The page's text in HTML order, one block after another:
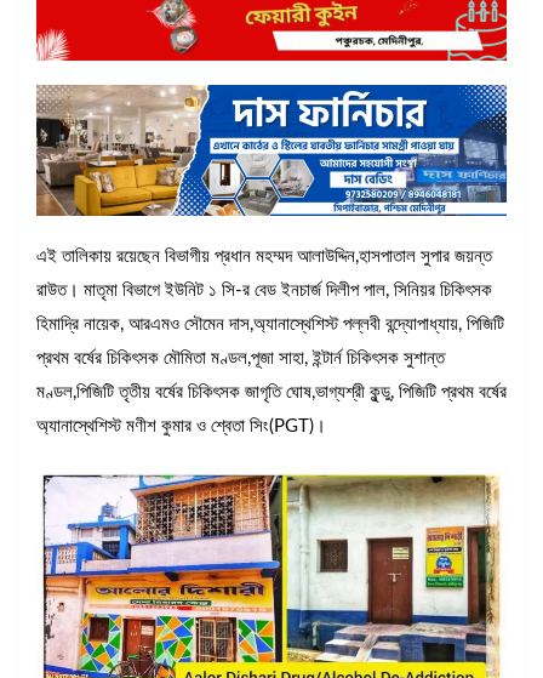
এই তালিকায় রয়েছেন বিভাগীয় প্রধান মহম্মদ আলাউদ্দিন,হাসপাতাল সুপার জয়ন্ত
রাউত। মাতৃমা বিভাগে ইউনিট ১ সি-র বেড ইনচার্জ দিলীপ পাল, সিনিয়র চিকিৎসক
হিমাদ্রি নায়েক, আরএমও সৌমেন দাস,অ্যানাস্থেশিস্ট পল্লবী বন্দ্যোপাধ্যায়, পিজিটি
প্রথম বর্ষের চিকিৎসক মৌমিতা মণ্ডল,পূজা সাহা, ইন্টার্ন চিকিৎসক সুশান্ত
মণ্ডল,পিজিটি তৃতীয় বর্ষের চিকিৎসক জাগৃতি ঘোষ,ভাগ্যশ্রী কুন্ডু, পিজিটি প্রথম বর্ষের
অ্যানাস্থেশিস্ট মণীশ কুমার ও শ্বেতা সিং(PGT)।